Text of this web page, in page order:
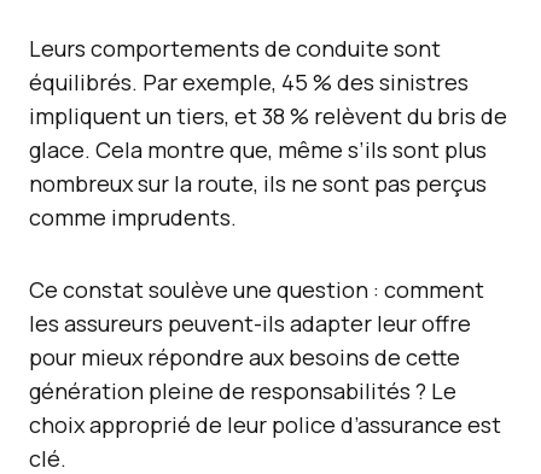
Leurs comportements de conduite sont
équilibrés. Par exemple, 45 % des sinistres
impliquent un tiers, et 38 % relèvent du bris de
glace. Cela montre que, même s’ils sont plus
nombreux sur la route, ils ne sont pas perçus
comme imprudents.
Ce constat soulève une question : comment
les assureurs peuvent-ils adapter leur offre
pour mieux répondre aux besoins de cette
génération pleine de responsabilités ? Le
choix approprié de leur police d’assurance est
clé.